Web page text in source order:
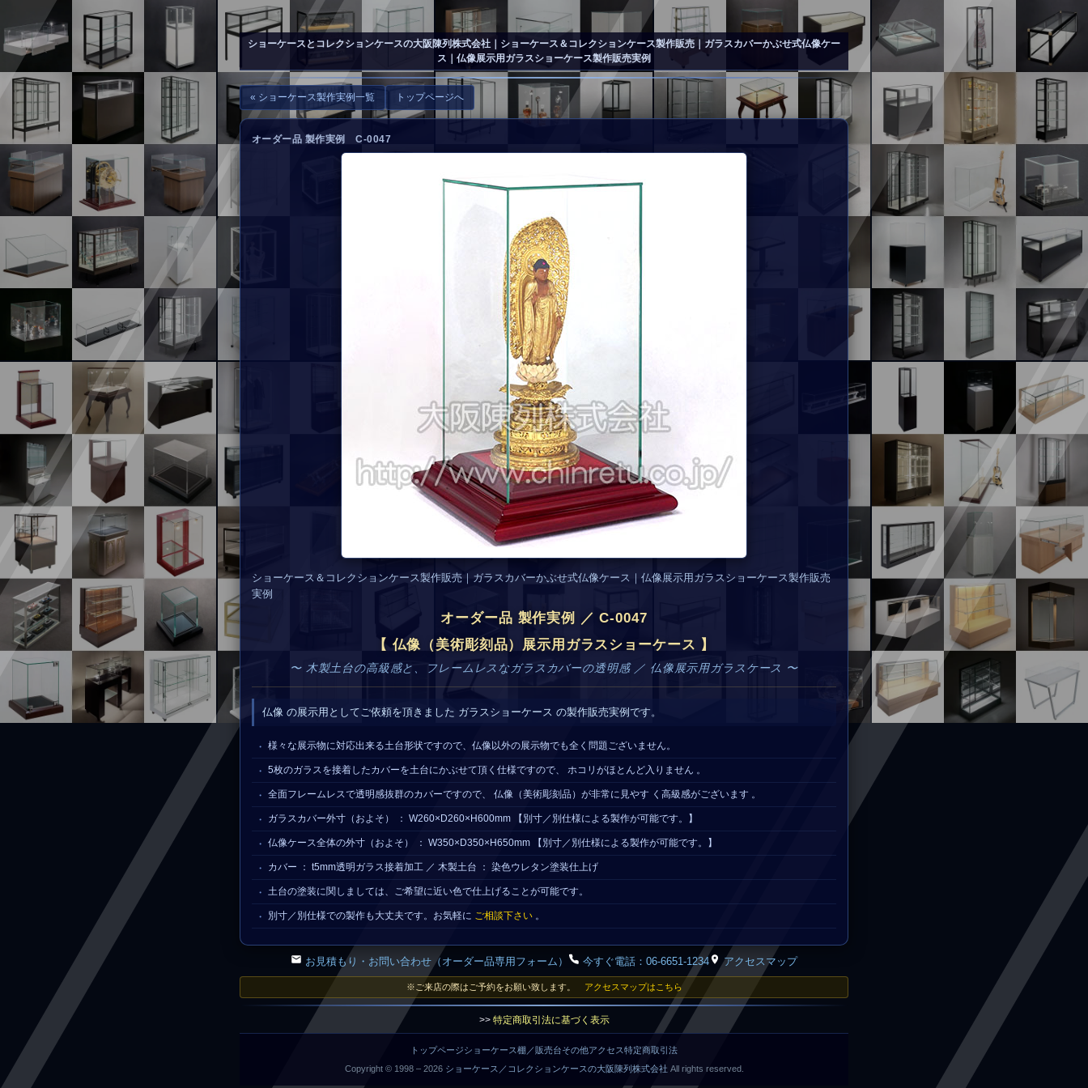
お問い合わせ
ショーケースとコレクションケースの大阪陳列株式会社 ｜ショーケース＆コレクションケース製作販売｜ガラスカバーかぶせ式仏像ケー
ス｜仏像展示用ガラスショーケース製作販売実例
« ショーケース製作実例一覧 トップページへ
オーダー品 製作実例 C-0047
ショーケース＆コレクションケース製作販売｜ガラスカバーかぶせ式仏像ケース｜仏像展示用ガラスショーケース製作販売
実例
オーダー品 製作実例 ／ C-0047
【 仏像（美術彫刻品）展示用ガラスショーケース 】
〜 木製土台の高級感と、フレームレスなガラスカバーの透明感 ／ 仏像展示用ガラスケース 〜
仏像 の展示用としてご依頼を頂きました ガラスショーケース の製作販売実例です。
様々な展示物に対応出来る土台形状ですので、仏像以外の展示物でも全く問題ございません。
5枚のガラスを接着したカバーを土台にかぶせて頂く仕様ですので、 ホコリがほとんど入りません 。
全面フレームレスで透明感抜群のカバーですので、 仏像（美術彫刻品）が非常に見やす く高級感がございます 。
ガラスカバー外寸（およそ） ： W260×D260×H600mm 【別寸／別仕様による製作が可能です。】
仏像ケース全体の外寸（およそ） ： W350×D350×H650mm 【別寸／別仕様による製作が可能です。】
カバー ： t5mm透明ガラス接着加工 ／ 木製土台 ： 染色ウレタン塗装仕上げ
土台の塗装に関しましては、ご希望に近い色で仕上げることが可能です。
別寸／別仕様での製作も大丈夫です。お気軽に ご相談下さい 。
お見積もり・お問い合わせ（オーダー品専用フォーム） 今すぐ電話：06-6651-1234 アクセスマップ
※ご来店の際はご予約をお願い致します。 アクセスマップはこちら
>> 特定商取引法に基づく表示
トップページショーケース棚／販売台その他アクセス特定商取引法
Copyright © 1998 – 2026 ショーケース／コレクションケースの大阪陳列株式会社 All rights reserved.